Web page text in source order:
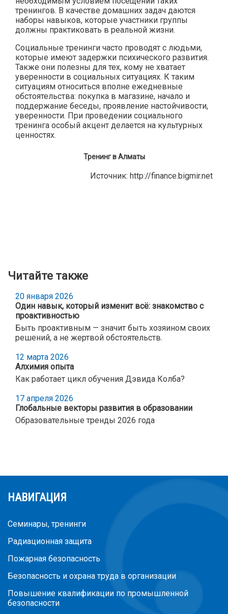
тренингов. В качестве домашних задач даются
наборы навыков, которые участники группы
должны практиковать в реальной жизни.
Социальные тренинги часто проводят с людьми,
которые имеют задержки психического развития.
Также они полезны для тех, кому не хватает
уверенности в социальных ситуациях. К таким
ситуациям относиться вполне ежедневные
обстоятельства: покупка в магазине, начало и
поддержание беседы, проявление настойчивости,
уверенности. При проведении социального
тренинга особый акцент делается на культурных
ценностях.
Тренинг в Алматы
Источник: http://finance.bigmir.net
Читайте также
20 января 2026
Один навык, который изменит всё: знакомство с
проактивностью
Быть проактивным — значит быть хозяином своих
решений, а не жертвой обстоятельств.
12 марта 2026
Алхимия опыта
Как работает цикл обучения Дэвида Колба?
17 апреля 2026
Глобальные векторы развития в образовании
Образовательные тренды 2026 года
НАВИГАЦИЯ
Семинары, тренинги
Радиационная защита
Пожарная безопасность
Безопасность и охрана труда в организации
Повышение квалификации по промышленной
безопасности